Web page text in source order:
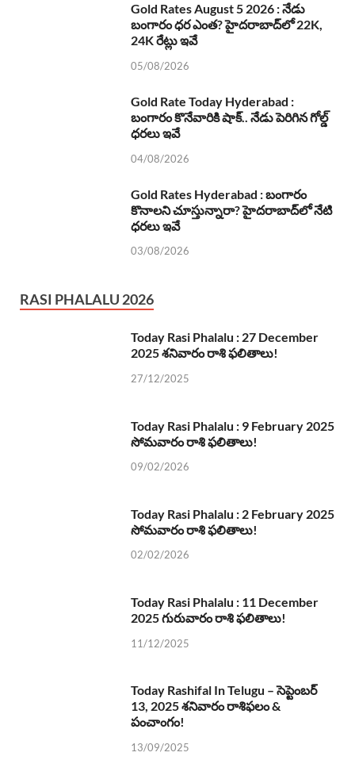
Gold Rates August 5 2026 : నేడు
బంగారం ధర ఎంత? హైదరాబాద్‌లో 22K,
24K రేట్లు ఇవే
05/08/2026
Gold Rate Today Hyderabad :
బంగారం కొనేవారికి షాక్.. నేడు పెరిగిన గోల్డ్
ధరలు ఇవే
04/08/2026
Gold Rates Hyderabad : బంగారం
కొనాలని చూస్తున్నారా? హైదరాబాద్‌లో నేటి
ధరలు ఇవే
03/08/2026
RASI PHALALU 2026
Today Rasi Phalalu : 27 December
2025 శనివారం రాశి ఫలితాలు!
27/12/2025
Today Rasi Phalalu : 9 February 2025
సోమవారం రాశి ఫలితాలు!
09/02/2026
Today Rasi Phalalu : 2 February 2025
సోమవారం రాశి ఫలితాలు!
02/02/2026
Today Rasi Phalalu : 11 December
2025 గురువారం రాశి ఫలితాలు!
11/12/2025
Today Rashifal In Telugu – సెప్టెంబర్
13, 2025 శనివారం రాశిఫలం &
పంచాంగం!
13/09/2025